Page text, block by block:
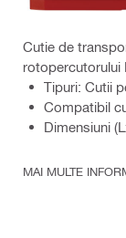
Cutie de
rotopercutorului
Tipuri: Cutii
Compatibil
Dimensiuni
MAI MULTE